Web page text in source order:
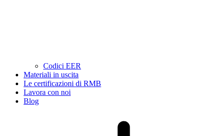
Codici EER
Materiali in uscita
Le certificazioni di RMB
Lavora con noi
Blog